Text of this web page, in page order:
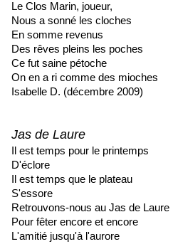
Le Clos Marin, joueur,
Nous a sonné les cloches
En somme revenus
Des rêves pleins les poches
Ce fut saine pétoche
On en a ri comme des mioches
Isabelle D. (décembre 2009)
Jas de Laure
Il est temps pour le printemps
D'éclore
Il est temps que le plateau
S'essore
Retrouvons-nous au Jas de Laure
Pour fêter encore et encore
L'amitié jusqu'à l'aurore